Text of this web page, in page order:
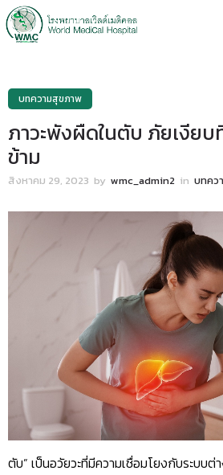
บทความสุขภาพ
ภาวะพังผืดในตับ ภัยเงีย
ข้าม
สิงหาคม 29, 2023 by wmc_admin2 in บทคว
ตับ” เป็นอวัยวะที่มีความเชื่อมโยงกับระบบต่